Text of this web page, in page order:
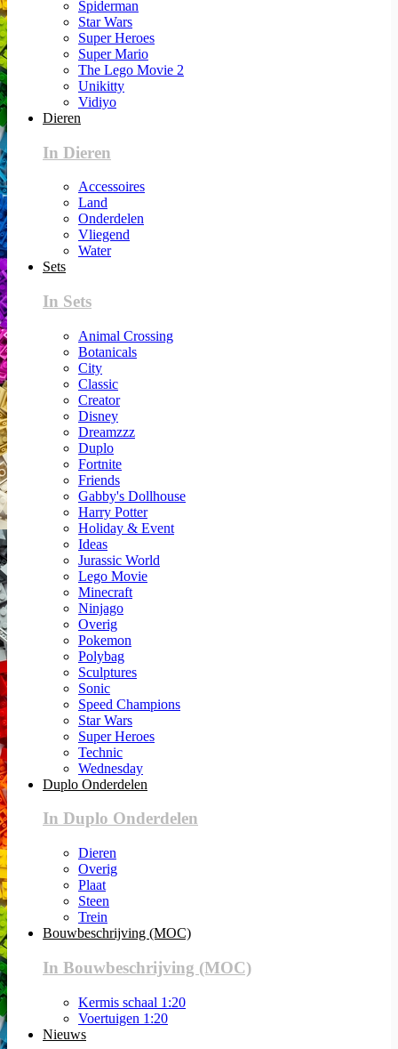
Spiderman
Star Wars
Super Heroes
Super Mario
The Lego Movie 2
Unikitty
Vidiyo
Dieren
In Dieren
Accessoires
Land
Onderdelen
Vliegend
Water
Sets
In Sets
Animal Crossing
Botanicals
City
Classic
Creator
Disney
Dreamzzz
Duplo
Fortnite
Friends
Gabby's Dollhouse
Harry Potter
Holiday & Event
Ideas
Jurassic World
Lego Movie
Minecraft
Ninjago
Overig
Pokemon
Polybag
Sculptures
Sonic
Speed Champions
Star Wars
Super Heroes
Technic
Wednesday
Duplo Onderdelen
In Duplo Onderdelen
Dieren
Overig
Plaat
Steen
Trein
Bouwbeschrijving (MOC)
In Bouwbeschrijving (MOC)
Kermis schaal 1:20
Voertuigen 1:20
Nieuws